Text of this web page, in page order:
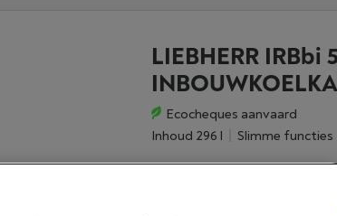
LIEBHERR IRBbi
Ecocheques aanvaard
Inhoud 296 l
Slimme functies